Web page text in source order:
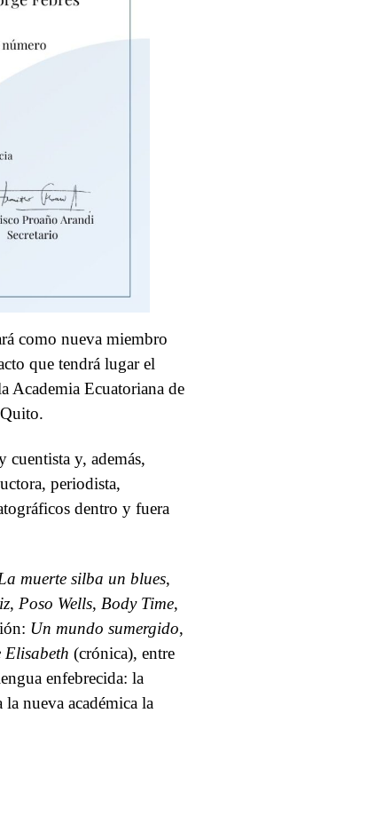
como nueva miembro
que tendrá lugar el
Academia Ecuatoriana de
cuentista y, además,
periodista,
dentro y fuera
muerte silba un blues,
, Poso Wells, Body Time,
Un mundo sumergido,
Elisabeth (crónica), entre
enfebrecida: la
la nueva académica la